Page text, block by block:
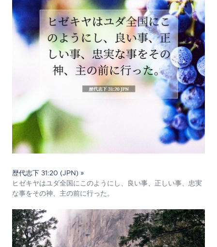
歴代志下 31:20 (JPN) »
ヒゼキヤはユダ全国にこのようにし、良い事、正しい事、忠実
な事をその神、主の前に行った。